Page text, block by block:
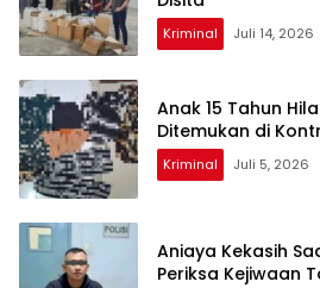
Kriminal Juli 14, 2026
Anak 15 Tahun
Ditemukan di
Kriminal Juli 5, 2026
Aniaya Kekasih
Periksa Kejiwaan